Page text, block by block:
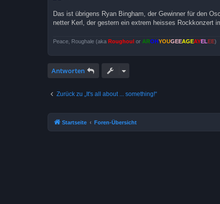
Das ist übrigens Ryan Bingham, der Gewinner für den
netter Kerl, der gestern ein extrem heisses Rockkonzert
Peace, Roughale (aka Roughoul or AROHYOUGEEAGEAYELEE)
Antworten
Zurück zu „It's all about ... something!“
Startseite Foren-Übersicht